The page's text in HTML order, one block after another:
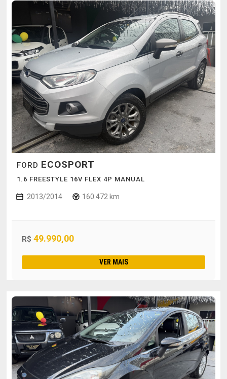
FORD ECOSPORT
1.6 FREESTYLE 16V FLEX 4P MANUAL
2013/2014 160.472 km
R$ 49.990,00
VER MAIS